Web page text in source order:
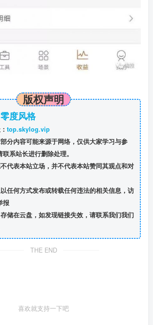
版权声明
零度风格
top.skylog.vip
分内容可能来源于网络，仅供大家学习与参
系站长进行删除处理。
代表本站立场，并不代表本站赞同其观点和对
任何方式发布或转载任何违法的相关信息，访
报
储在云盘，如发现链接失效，请联系我们我们
THE END
喜欢就支持一下吧